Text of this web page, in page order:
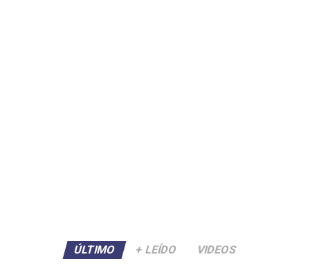
ÚLTIMO + LEÍDO VIDEOS